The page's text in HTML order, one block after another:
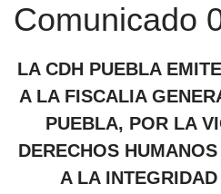
Comunicado
LA CDH PUEBLA
A LA FISCALIA
PUEBLA, POR LA
DERECHOS
A LA